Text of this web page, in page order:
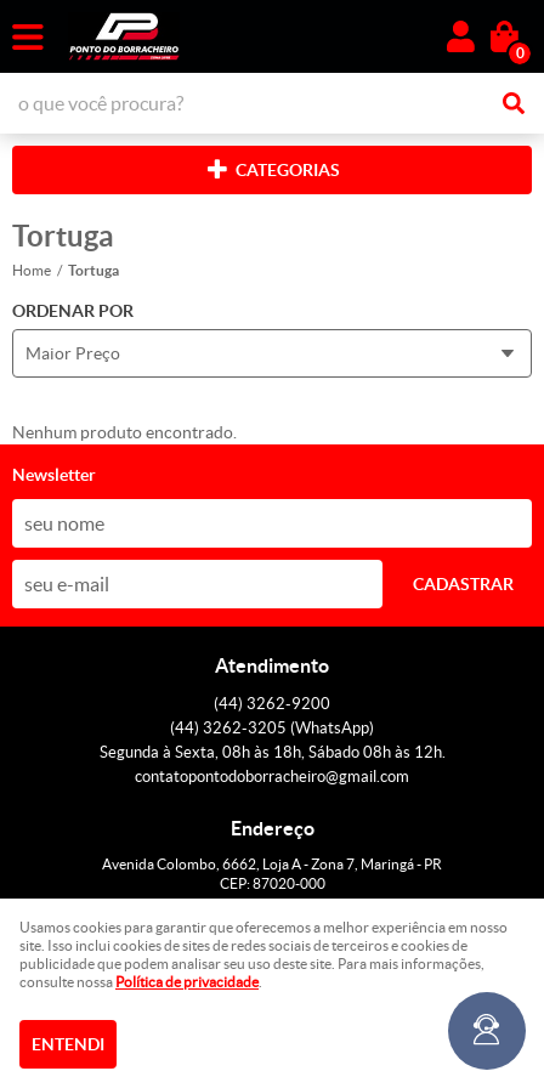
0
CATEGORIAS
Tortuga
Home Tortuga
ORDENAR POR
Maior Preço
Nenhum produto encontrado.
Newsletter
CADASTRAR
Atendimento
(44) 3262-9200
(44) 3262-3205 (WhatsApp)
Segunda à Sexta, 08h às 18h, Sábado 08h às 12h.
contatopontodoborracheiro@gmail.com
Endereço
Avenida Colombo, 6662, Loja A-Zona 7, Maringá- PR
CEP: 87020-000
LOJA VIRTUAL CRIADA POR
Usamos cookies para garantir que oferecemos a melhor experiência em nosso
site. Isso inclui cookies de sites de redes sociais de terceiros e cookies de
publicidade que podem analisar seu uso deste site. Para mais informações,
consulte nossa Política de privacidade.
ENTENDI